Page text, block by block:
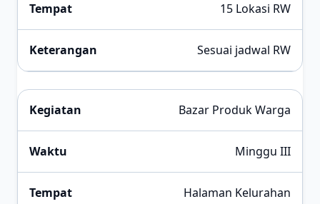
15 Lokasi RW
Sesuai jadwal RW
Bazar Produk Warga
Minggu III
Halaman Kelurahan